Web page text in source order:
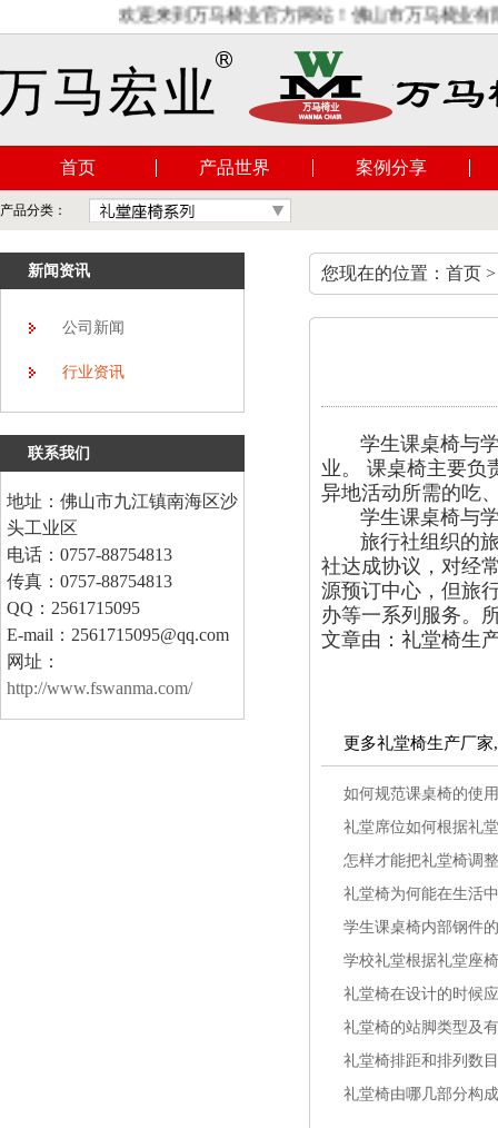
欢迎来到万马椅业官方网站！佛山市万马椅业有
首页 产品世界 案例分享
产品分类：
新闻资讯
公司新闻
行业资讯
联系我们
地址：佛山市九江镇南海区沙
头工业区
电话：0757-88754813
传真：0757-88754813
QQ：2561715095
E-mail：2561715095@qq.com
网址：
http://www.fswanma.com/
您现在的位置：首页
学生课桌椅与学
业。 课桌椅主要负
异地活动所需的吃
学生课桌椅与学
旅行社组织的
社达成协议，对经
源预订中心，但旅
办等一系列服务。
文章由：礼堂椅生
更多礼堂椅生产厂
如何规范课桌椅的使用
礼堂席位如何根据礼
怎样才能把礼堂椅调
礼堂椅为何能在生活
学生课桌椅内部钢件
学校礼堂根据礼堂座
礼堂椅在设计的时候
礼堂椅的站脚类型及
礼堂椅排距和排列数
礼堂椅由哪几部分构